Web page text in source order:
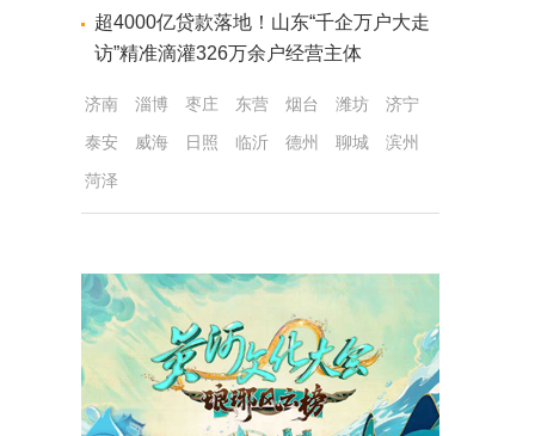
超4000亿贷款落地！山东“千企万户大走
访”精准滴灌326万余户经营主体
济南 淄博 枣庄 东营 烟台 潍坊
济宁
泰安
威海 日照 临沂 德州 聊城
滨州
菏泽